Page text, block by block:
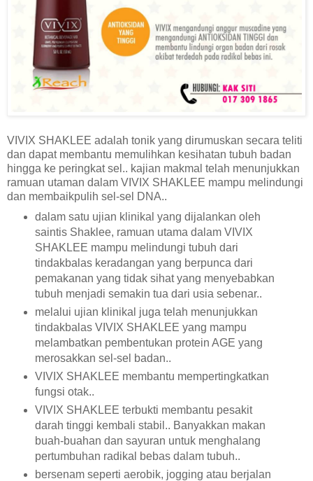
VIVIX SHAKLEE adalah tonik yang dirumuskan secara teliti
dan dapat membantu memulihkan kesihatan tubuh badan
hingga ke peringkat sel.. kajian makmal telah menunjukkan
ramuan utaman dalam VIVIX SHAKLEE mampu melindungi
dan membaikpulih sel-sel DNA..
dalam satu ujian klinikal yang dijalankan oleh
saintis Shaklee, ramuan utama dalam VIVIX
SHAKLEE mampu melindungi tubuh dari
tindakbalas keradangan yang berpunca dari
pemakanan yang tidak sihat yang menyebabkan
tubuh menjadi semakin tua dari usia sebenar..
melalui ujian klinikal juga telah menunjukkan
tindakbalas VIVIX SHAKLEE yang mampu
melambatkan pembentukan protein AGE yang
merosakkan sel-sel badan..
VIVIX SHAKLEE membantu mempertingkatkan
fungsi otak..
VIVIX SHAKLEE terbukti membantu pesakit
darah tinggi kembali stabil.. Banyakkan makan
buah-buahan dan sayuran untuk menghalang
pertumbuhan radikal bebas dalam tubuh..
bersenam seperti aerobik, jogging atau berjalan